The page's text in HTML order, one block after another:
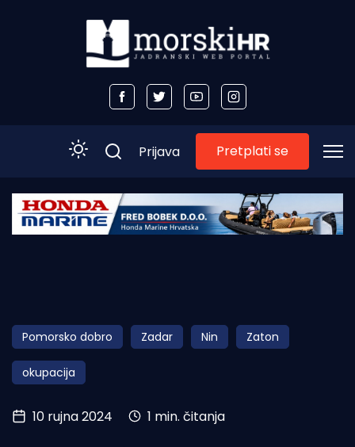
Početna
Obala
Otoci
Turizam i nautika
Pomorstvo
Prijava Pretplati se
Pomorsko dobro Zadar Nin Zaton
okupacija
10 rujna 2024 1 min. čitanja